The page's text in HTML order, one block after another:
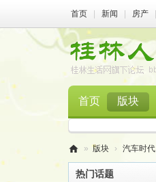
首页 新闻 房产
首页 版块
桂
» 版块 › 汽车时代
热门话题